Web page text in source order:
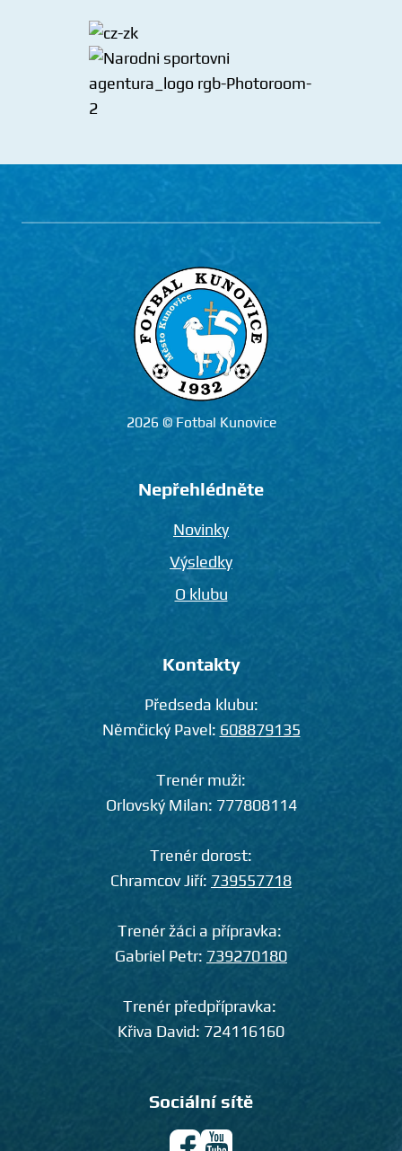
2026 © Fotbal Kunovice
Nepřehlédněte
Novinky
Výsledky
O klubu
Kontakty
Předseda klubu:
Němčický Pavel: 608879135
Trenér muži:
Orlovský Milan: 777808114
Trenér dorost:
Chramcov Jiří: 739557718
Trenér žáci a přípravka:
Gabriel Petr: 739270180
Trenér předpřípravka:
Křiva David: 724116160
Sociální sítě